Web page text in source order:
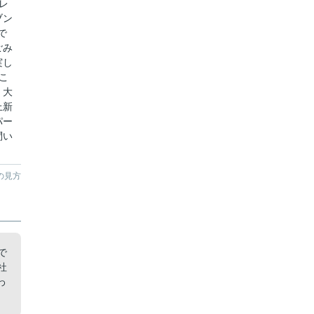
ン
み
大
新
ー
い
見方